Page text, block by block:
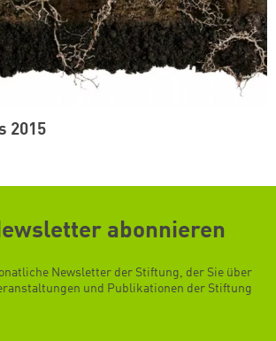
2015
abonnieren
Newsletter der Stiftung, der Sie über
und Publikationen der Stiftung